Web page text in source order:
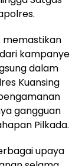
memastikan
kampanye
dalam
Kuansing
gangguan
Pilkada.
upaya